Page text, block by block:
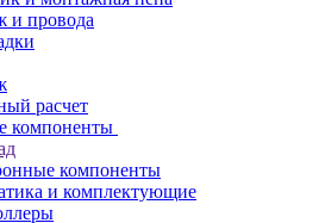
и провода
расчет
компоненты
компоненты
и комплектующие